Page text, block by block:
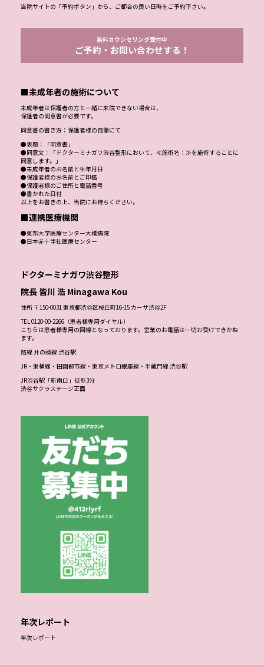
当院サイトの「予約ボタン」から、ご都合の良い日時をご予約下さい。
無料カウンセリング受付中
ご予約・お問い合わせする！
■未成年者の施術について
未成年者は保護者の方と一緒に来院できない場合は、
保護者の同意書が必要です。
同意書の書き方：保護者様の自筆にて
●表題：「同意書」
●同意文：「ドクターミナガワ渋谷整形において、≪施術名：≫を施術することに
同意します。」
●未成年者のお名前と生年月日
●保護者様のお名前とご印鑑
●保護者様のご住所と電話番号
●書かれた日付
以上をお書きの上、当院にお持ちください。
■連携医療機関
●東邦大学医療センター大橋病院
●日本赤十字社医療センター
ドクターミナガワ渋谷整形
院長 皆川 浩 Minagawa Kou
住所 〒150-0031 東京都渋谷区桜丘町16-15 カーサ渋谷2F
TEL 0120-00-2266（患者様専用ダイヤル）
こちらは患者様専用の回線となっております。営業のお電話は一切お受けできかね
ます。
路線 井の頭線 渋谷駅
JR・東横線・田園都市線・東京メトロ銀座線・半蔵門線 渋谷駅
JR渋谷駅「新南口」徒歩3分
渋谷サクラステージ正面
年次レポート
年次レポート